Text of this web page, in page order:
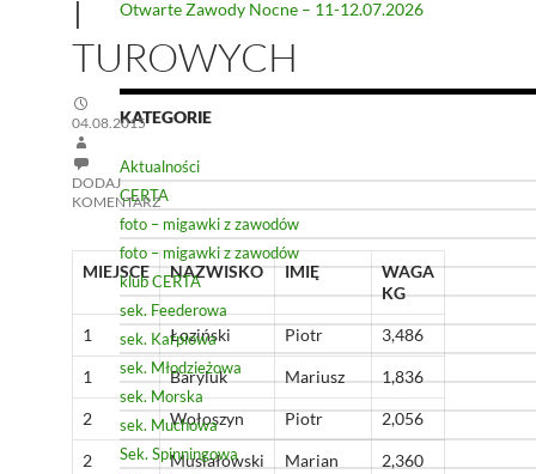
I
TUROWYCH
04.08.2015
DODAJ
KOMENTARZ
MIEJSCE NAZWISKO IMIĘ
WAGA
KG
1 Łoziński Piotr 3,486
1 Baryluk Mariusz 1,836
2 Wołoszyn Piotr 2,056
2 Musiałowski Marian 2,360
Otwarte Zawody Nocne – 11-12.07.2026
KATEGORIE
Aktualności
CERTA
foto – migawki z zawodów
foto – migawki z zawodów
klub CERTA
sek. Feederowa
sek. Karpiowa
sek. Młodzieżowa
sek. Morska
sek. Muchowa
Sek. Spinningowa